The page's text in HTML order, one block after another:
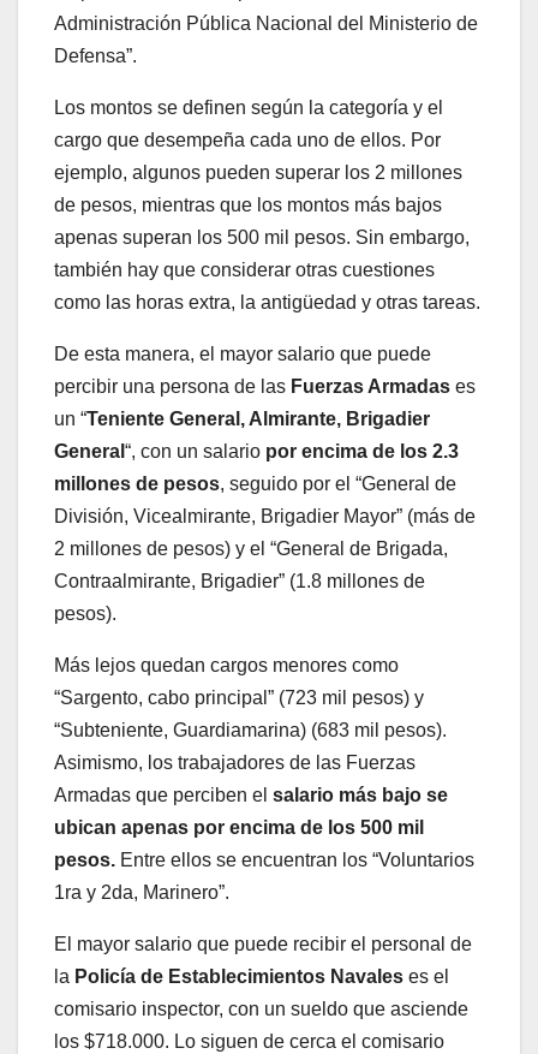
Administración Pública Nacional del Ministerio de
Defensa”.
Los montos se definen según la categoría y el
cargo que desempeña cada uno de ellos. Por
ejemplo, algunos pueden superar los 2 millones
de pesos, mientras que los montos más bajos
apenas superan los 500 mil pesos. Sin embargo,
también hay que considerar otras cuestiones
como las horas extra, la antigüedad y otras tareas.
De esta manera, el mayor salario que puede
percibir una persona de las Fuerzas Armadas es
un “Teniente General, Almirante, Brigadier
General “, con un salario por encima de los 2.3
millones de pesos, seguido por el “General de
División, Vicealmirante, Brigadier Mayor” (más de
2 millones de pesos) y el “General de Brigada,
Contraalmirante, Brigadier” (1.8 millones de
pesos).
Más lejos quedan cargos menores como
“Sargento, cabo principal” (723 mil pesos) y
“Subteniente, Guardiamarina) (683 mil pesos).
Asimismo, los trabajadores de las Fuerzas
Armadas que perciben el salario más bajo se
ubican apenas por encima de los 500 mil
pesos. Entre ellos se encuentran los “Voluntarios
1ra y 2da, Marinero”.
El mayor salario que puede recibir el personal de
la Policía de Establecimientos Navales es el
comisario inspector, con un sueldo que asciende
los $718.000. Lo siguen de cerca el comisario